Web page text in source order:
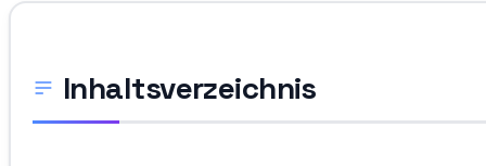
Inhaltsverzeichnis